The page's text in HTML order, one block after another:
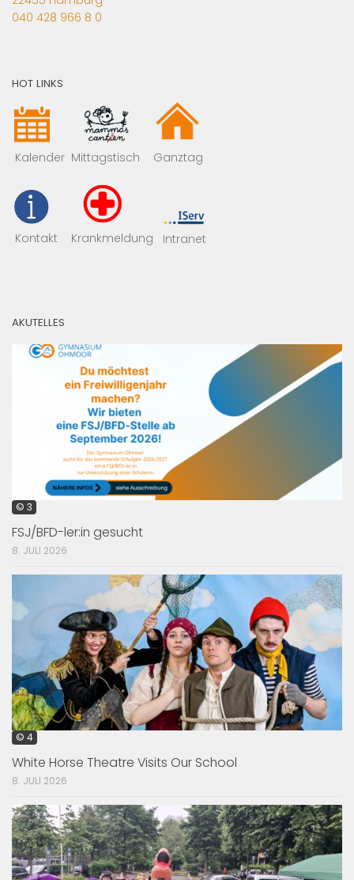
040 428 966 8 0
HOT LINKS
Kalender Mittagstisch Ganztag
Kontakt Krankmeldung Intranet
AKUTELLES
© 3
FSJ/BFD-ler:in gesucht
8. JULI 2026
© 4
White Horse Theatre Visits Our School
8. JULI 2026